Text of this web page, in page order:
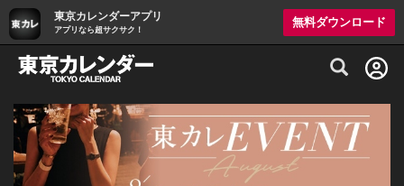
東京カレンダーアプリ
アプリなら超サクサク！
無料ダウンロード
グルメ情報・プレミアムレストラン予約